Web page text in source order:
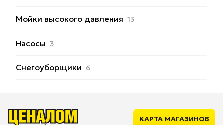
Мойки высокого давления 13
Насосы 3
Снегоуборщики 6
КАРТА МАГАЗИНОВ